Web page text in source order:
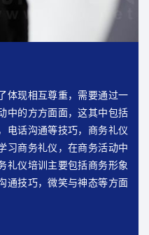
体现相互尊重，需要通过一
中的方方面面，这其中包括
电话沟通等技巧，商务礼仪
习商务礼仪，在商务活动中
礼仪培训主要包括商务形象
通技巧，微笑与神态等方面